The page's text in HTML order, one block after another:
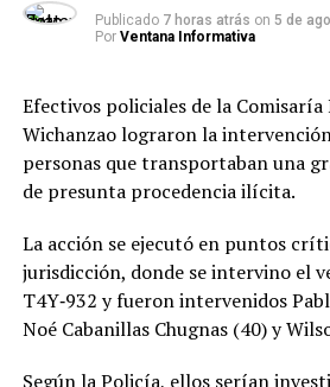
Publicado 7 horas atrás on 5 de
Por Ventana Informativa
Efectivos policiales de la Comisaría
Wichanzao lograron la
personas que transportaban una
de presunta procedencia ilícita.
La acción se ejecutó en puntos
jurisdicción, donde se intervino el
T4Y‑932 y fueron intervenidos
Noé Cabanillas Chugnas (40) y
Según la Policía, ellos serían